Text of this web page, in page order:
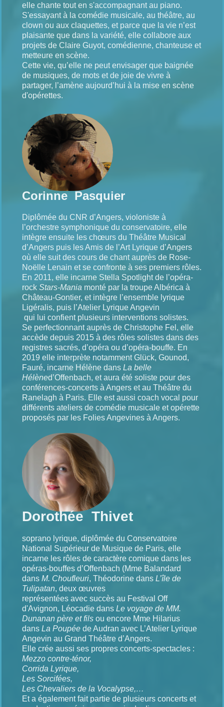
elle chante tout en s'accompagnant au piano.
S'essayant à la comédie musicale, au théâtre, au
clown ou aux claquettes, et parce que la vie n’est
plaisante que dans la variété, elle collabore aux
projets de Claire Guyot, comédienne, chanteuse et
metteure en scène.
Cette vie, qu’elle ne peut envisager que baignée
de musiques, de mots et de joie de vivre à
partager, l’amène aujourd’hui à la mise en scène
d'opérettes.
Corinne Pasquier
Diplômée du CNR d’Angers, violoniste à
l’orchestre symphonique du conservatoire, elle
intègre ensuite les chœurs du Théâtre Musical
d’Angers puis les Amis de l’Art Lyrique d’Angers
où elle suit des cours de chant auprès de Rose-
Noëlle Lenain et se confronte à ses premiers rôles.
En 2011, elle incarne Stella Spotlight de l’opéra-
rock Stars-Mania monté par la troupe Albérica à
Château-Gontier, et intègre l’ensemble lyrique
Ligéralis, puis l’Atelier Lyrique Angevin
qui lui confient plusieurs interventions solistes.
Se perfectionnant auprès de Christophe Fel, elle
accède depuis 2015 à des rôles solistes dans des
registres sacrés, d’opéra ou d’opéra-bouffe. En
2019 elle interprète notamment Glück, Gounod,
Fauré, incarne Hélène dans La belle
Hélèned’Offenbach, et aura été soliste pour des
conférences-concerts à Angers et au Théâtre du
Ranelagh à Paris. Elle est aussi coach vocal pour
différents ateliers de comédie musicale et opérette
proposés par les Folies Angevines à Angers.
Dorothée Thivet
soprano lyrique, diplômée du Conservatoire
National Supérieur de Musique de Paris, elle
incarne les rôles de caractère comique dans les
opéras-bouffes d’Offenbach (Mme Balandard
dans M. Choufleuri, Théodorine dans L’île de
Tulipatan, deux œuvres
représentées avec succès au Festival Off
d'Avignon, Léocadie dans Le voyage de MM.
Dunanan père et fils ou encore Mme Hilarius
dans La Poupée de Audran avec L’Atelier Lyrique
Angevin au Grand Théâtre d’Angers.
Elle crée aussi ses propres concerts-spectacles :
Mezzo contre-ténor,
Corrida Lyrique,
Les Sorcifées,
Les Chevaliers de la Vocalypse,…
Et a également fait partie de plusieurs concerts et